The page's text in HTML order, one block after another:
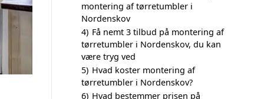
montering af tørretumbler i
Nordenskov
4) Få nemt 3 tilbud på montering af
tørretumbler i Nordenskov, du kan
være tryg ved
5) Hvad koster montering af
tørretumbler i Nordenskov?
6) Hvad bestemmer prisen på